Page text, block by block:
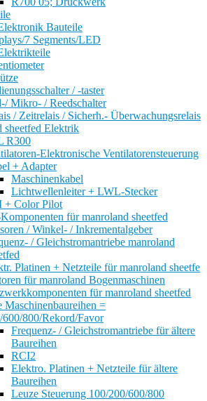
Bauteile
7 Segments/LED
/ -taster
Mikro- / Reedschalter
/ Zeitrelais / Sicherh.- Überwachungsrelais
sheetfed Elektrik
R300
Elektronische Ventilatorensteuerung
+ Adapter
Maschinenkabel
Lichtwellenleiter + LWL-Stecker
+ Color Pilot
für manroland sheetfed
/ Winkel- / Inkrementalgeber
/ Gleichstromantriebe manroland
Platinen + Netzteile für manroland sheetfe
für manroland Bogenmaschinen
für manroland sheetfed
Maschinenbaureihen =
600/800/Rekord/Favor
Frequenz- / Gleichstromantriebe für ältere
Baureihen
RCI2
Elektro. Platinen + Netzteile für ältere
Baureihen
Leuze Steuerung 100/200/600/800